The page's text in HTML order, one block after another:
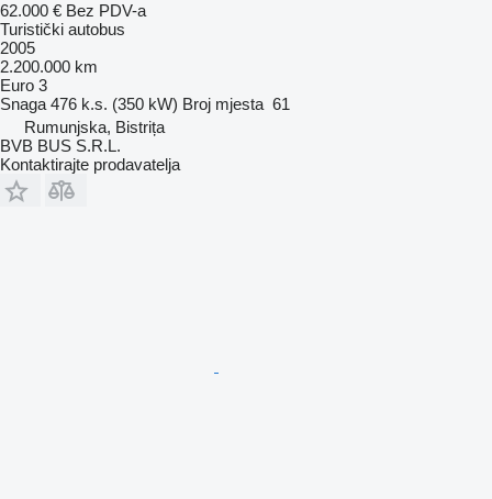
62.000 € Bez PDV-a
Turistički autobus
2005
2.200.000 km
Euro 3
Snaga 476 k.s. (350 kW) Broj mjesta 61
Rumunjska, Bistrița
BVB BUS S.R.L.
Kontaktirajte prodavatelja